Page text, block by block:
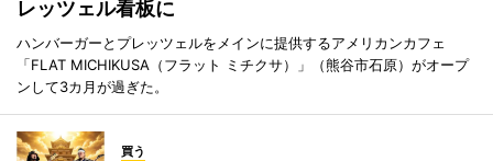
レッツェル看板に
ハンバーガーとプレッツェルをメインに提供するアメリカンカフェ
「FLAT MICHIKUSA（フラット ミチクサ）」（熊谷市石原）がオープ
ンして3カ月が過ぎた。
買う